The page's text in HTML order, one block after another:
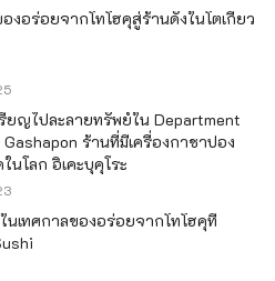
งอร่อยจากโทโฮคุสู่ร้านดังในโตเกียว
รียญไปละลายทรัพย์ใน Department
ร้านที่มีเครื่องกาชาปอง
นโลก อิเคะบุคุโระ
นเทศกาลของอร่อยจากโทโฮคุที่